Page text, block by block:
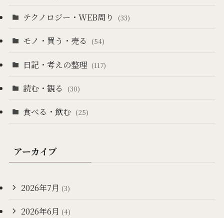
テクノロジー・WEB周り (33)
モノ・買う・売る (54)
日記・考えの整理 (117)
読む・観る (30)
食べる・飲む (25)
アーカイブ
2026年7月 (3)
2026年6月 (4)